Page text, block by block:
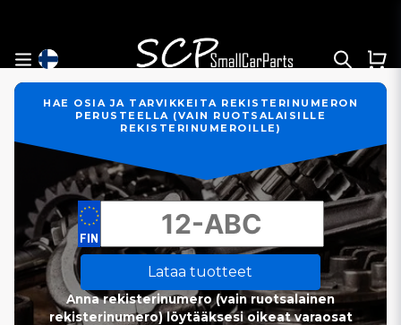
HAE OSIA JA TARVIKKEITA REKISTERINUMERON
PERUSTEELLA (VAIN RUOTSALAISILLE
REKISTERINUMEROILLE)
Lataa tuotteet
Anna rekisterinumero (vain ruotsalainen
rekisterinumero) löytääksesi oikeat varaosat